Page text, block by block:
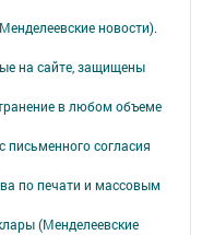
новости).
на сайте, защищены
в любом объеме
согласия
по печати и массовым
(Менделеевские